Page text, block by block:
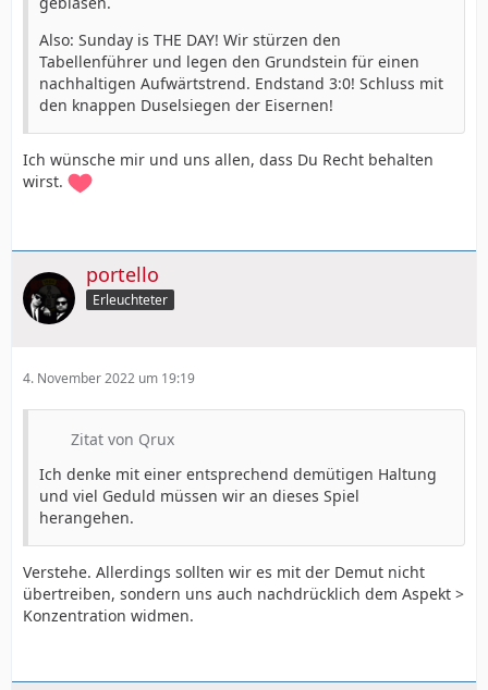
Also: Sunday is THE DAY! Wir stürzen den
Tabellenführer und legen den Grundstein für einen
nachhaltigen Aufwärtstrend. Endstand 3:0! Schluss mit
den knappen Duselsiegen der Eisernen!
Ich wünsche mir und uns allen, dass Du Recht behalten
wirst.
portello
Erleuchteter
4. November 2022 um 19:19
Zitat von Qrux
Ich denke mit einer entsprechend demütigen Haltung
und viel Geduld müssen wir an dieses Spiel
herangehen.
Verstehe. Allerdings sollten wir es mit der Demut nicht
übertreiben, sondern uns auch nachdrücklich dem Aspekt >
Konzentration widmen.